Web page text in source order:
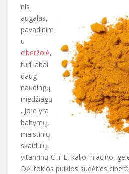
nis
augalas,
pavadinim
u
ciberžolė,
turi labai
daug
naudingų
medžiagų
. Joje yra
baltymų,
maistinių
skaidulų,
vitaminų C ir E, kalio, niacino,
Dėl tokios puikios sudėties